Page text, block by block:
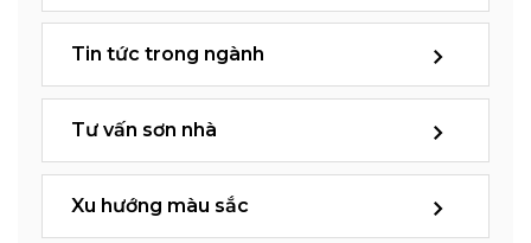
Tin tức trong ngành
Tư vấn sơn nhà
Xu hướng màu sắc